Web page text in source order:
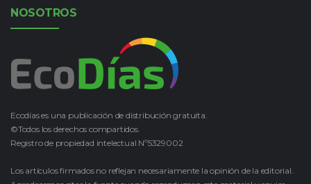
NOSOTROS
Ecodías es una publicación de distribución gratuita.
©Todos los derechos compartidos.
Registro de propiedad intelectual Nº5329002
Los artículos firmados no reflejan necesariamente la opinión de la editorial.